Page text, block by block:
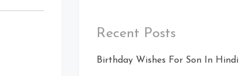
Recent Posts
Birthday Wishes For Son In Hindi